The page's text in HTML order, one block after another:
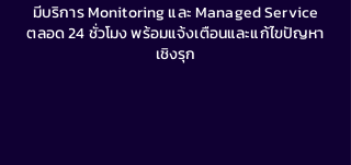
มีบริการ Monitoring และ Managed Service
ตลอด 24 ชั่วโมง พร้อมแจ้งเตือนและแก้ไขปัญหา
เชิงรุก